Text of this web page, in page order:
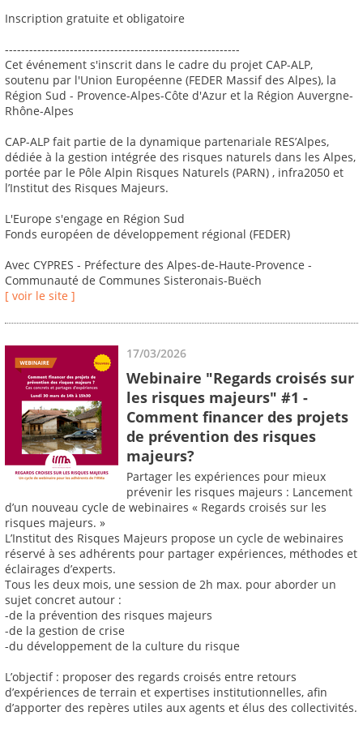
Inscription gratuite et obligatoire
----------------------------------------------------------
Cet événement s'inscrit dans le cadre du projet CAP-ALP,
soutenu par l'Union Européenne (FEDER Massif des Alpes), la
Région Sud - Provence-Alpes-Côte d'Azur et la Région Auvergne-
Rhône-Alpes
CAP-ALP fait partie de la dynamique partenariale RES’Alpes,
dédiée à la gestion intégrée des risques naturels dans les Alpes,
portée par le Pôle Alpin Risques Naturels (PARN) , infra2050 et
l’Institut des Risques Majeurs.
L'Europe s'engage en Région Sud
Fonds européen de développement régional (FEDER)
Avec CYPRES - Préfecture des Alpes-de-Haute-Provence -
Communauté de Communes Sisteronais-Buëch
[ voir le site ]
17/03/2026
Webinaire "Regards croisés sur
les risques majeurs" #1 -
Comment financer des projets
de prévention des risques
majeurs?
Partager les expériences pour mieux
prévenir les risques majeurs : Lancement
d’un nouveau cycle de webinaires « Regards croisés sur les
risques majeurs. »
L’Institut des Risques Majeurs propose un cycle de webinaires
réservé à ses adhérents pour partager expériences, méthodes et
éclairages d’experts.
Tous les deux mois, une session de 2h max. pour aborder un
sujet concret autour :
-de la prévention des risques majeurs
-de la gestion de crise
-du développement de la culture du risque
L’objectif : proposer des regards croisés entre retours
d’expériences de terrain et expertises institutionnelles, afin
d’apporter des repères utiles aux agents et élus des collectivités.